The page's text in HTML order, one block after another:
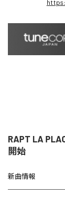
RAPT LA
開始
新曲情報